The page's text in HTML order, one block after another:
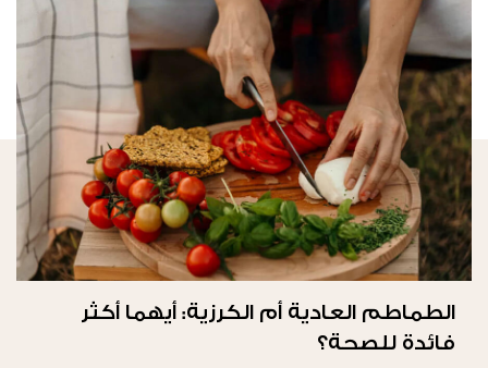
الطماطم العادية أم الكرزية: أيهما أكثر
فائدة للصحة؟